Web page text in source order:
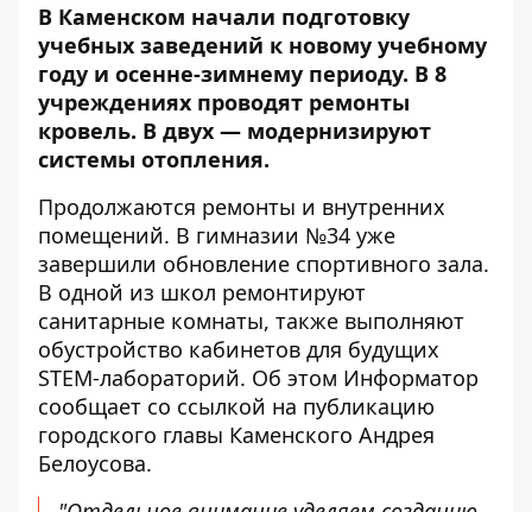
В Каменском начали подготовку
учебных заведений к новому учебному
году и осенне-зимнему периоду. В 8
учреждениях проводят ремонты
кровель. В двух — модернизируют
системы отопления.
Продолжаются ремонты и внутренних
помещений. В гимназии №34 уже
завершили обновление спортивного зала.
В одной из школ ремонтируют
санитарные комнаты, также выполняют
обустройство кабинетов для будущих
STEM-лабораторий. Об этом Информатор
сообщает со ссылкой на публикацию
городского главы Каменского Андрея
Белоусова.